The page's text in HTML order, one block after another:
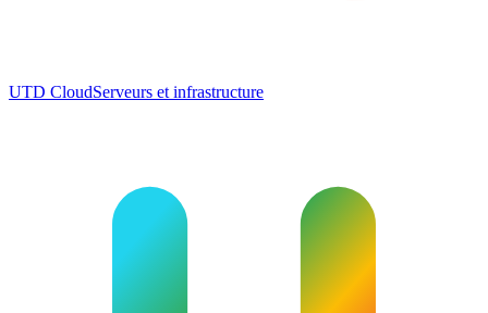
UTD CloudServeurs et infrastructure